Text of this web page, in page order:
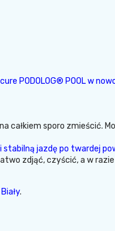
PODOLOG® POOL w
całkiem sporo zmieścić.
stabilną jazdę po twardej
zdjąć, czyścić, a w
Biały.